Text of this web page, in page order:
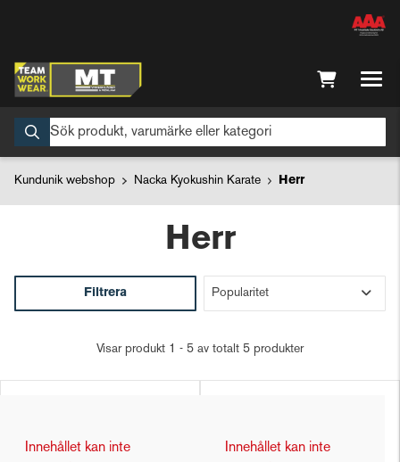
Kundunik webshop Nacka Kyokushin Karate Herr
Herr
Filtrera
Visar produkt 1 - 5 av totalt 5 produkter
Innehållet kan inte
Innehållet kan inte